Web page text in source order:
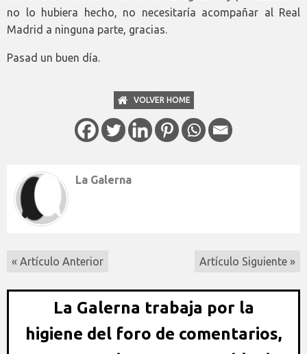
no lo hubiera hecho, no necesitaría acompañar al Real
Madrid a ninguna parte, gracias.
Pasad un buen día.
VOLVER HOME
La Galerna
« Artículo Anterior Artículo Siguiente »
La Galerna trabaja por la
higiene del foro de comentarios,